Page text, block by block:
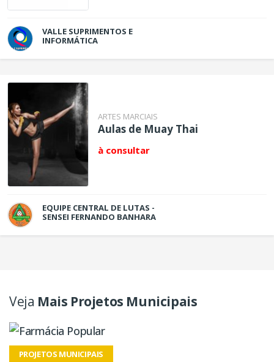
VALLE SUPRIMENTOS E
INFORMÁTICA
ARTES MARCIAIS
Aulas de Muay Thai
à consultar
EQUIPE CENTRAL DE LUTAS -
SENSEI FERNANDO BANHARA
Veja Mais Projetos Municipais
PROJETOS MUNICIPAIS